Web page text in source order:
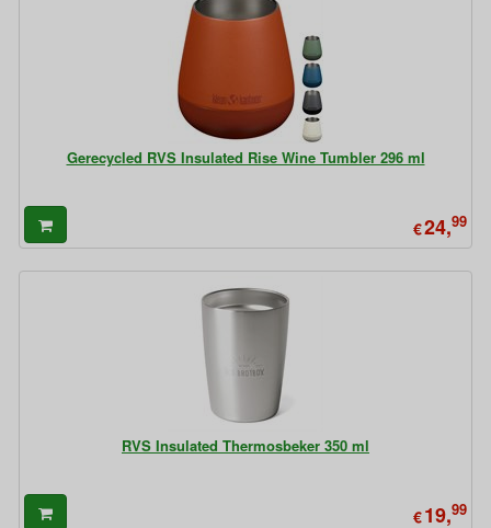
Gerecycled RVS Insulated Rise Wine Tumbler 296 ml
€24,99
RVS Insulated Thermosbeker 350 ml
€19,99